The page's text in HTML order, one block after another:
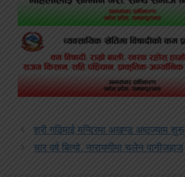
श्री गढिमाई मन्दिरमा अखण्ड अष्ठज्याम शुरू
चार वर्ष बित्यो, नारायणीमा चलेन पानीजहाज